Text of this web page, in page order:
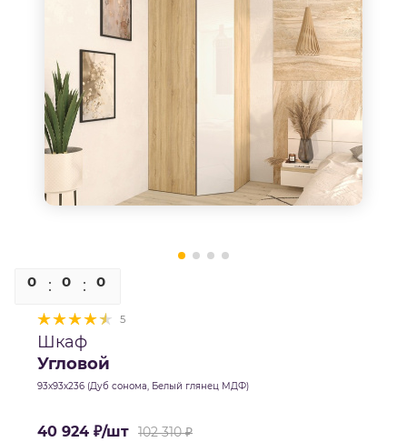
0 0 0
5
Шкаф
Угловой
93х93х236 (Дуб сонома, Белый глянец МДФ)
40 924 ₽/шт 102 310₽